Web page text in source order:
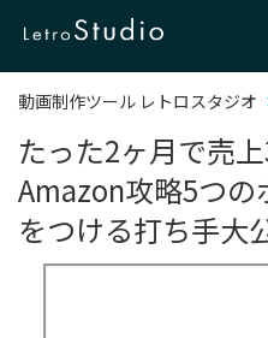
動画制作ツール レトロスタジオ
たった2ヶ月で売
Amazon攻略5つ
をつける打ち手大